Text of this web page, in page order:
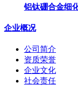
铝钛硼合金细
企业概况
公司简介
资质荣誉
企业文化
社会责任